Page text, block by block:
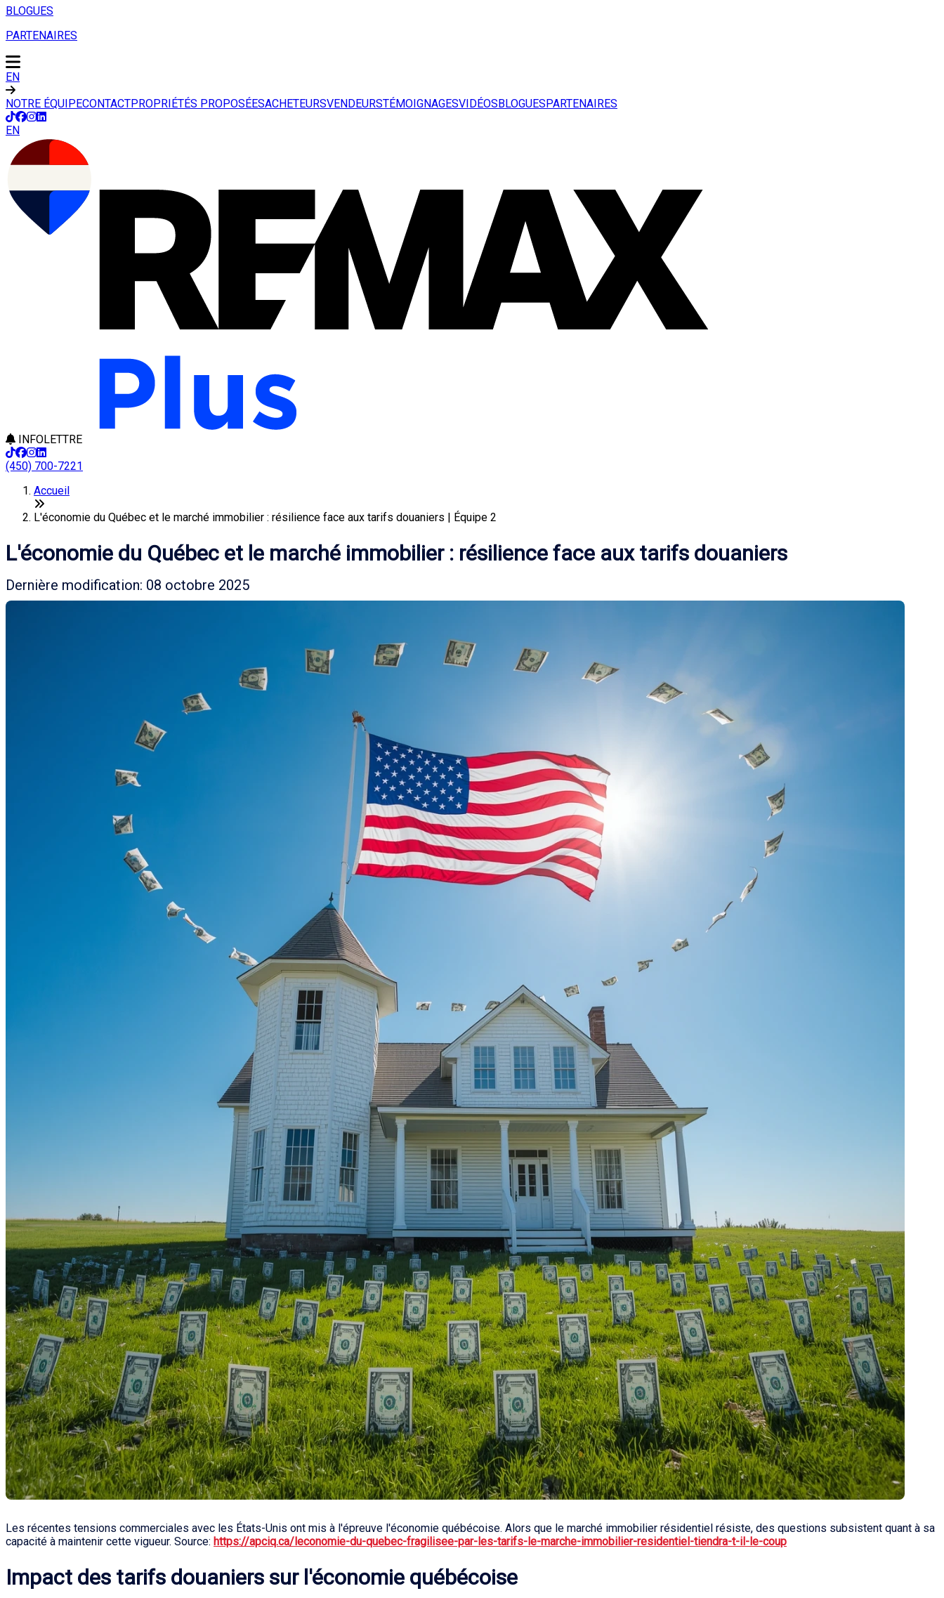
BLOGUES
PARTENAIRES
EN
NOTRE ÉQUIPECONTACTPROPRIÉTÉS PROPOSÉESACHETEURSVENDEURSTÉMOIGNAGESVIDÉOSBLOGUESPARTENAIRES
EN
INFOLETTRE
(450) 700-7221
Accueil
L'économie du Québec et le marché immobilier : résilience face aux tarifs douaniers | Équipe 2
L'économie du Québec et le marché immobilier : résilience face aux tarifs douaniers
Dernière modification: 08 octobre 2025
Les récentes tensions commerciales avec les États-Unis ont mis à l'épreuve l'économie québécoise. Alors que le marché immobilier résidentiel résiste, des questions subsistent quant à sa
capacité à maintenir cette vigueur. Source: https://apciq.ca/leconomie-du-quebec-fragilisee-par-les-tarifs-le-marche-immobilier-residentiel-tiendra-t-il-le-coup
Impact des tarifs douaniers sur l'économie québécoise